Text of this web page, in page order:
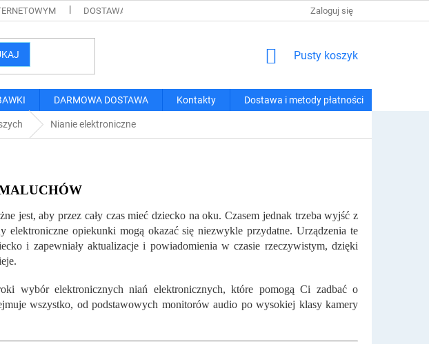
DOSTAWA I METODY PŁATNOŚCI REGULAMIN ZAKUPÓW
Zaloguj się
KOSZYK
Pusty koszyk
DARMOWA DOSTAWA Kontakty Dostawa i metody płatności
Nianie elektroniczne
jest, aby przez cały czas mieć dziecko na oku. Czasem jednak trzeba wyjść z
opiekunki mogą okazać się niezwykle przydatne. Urządzenia te
i zapewniały aktualizacje i powiadomienia w czasie rzeczywistym, dzięki
wybór elektronicznych niań elektronicznych, które pomogą Ci zadbać o
wszystko, od podstawowych monitorów audio po wysokiej klasy kamery